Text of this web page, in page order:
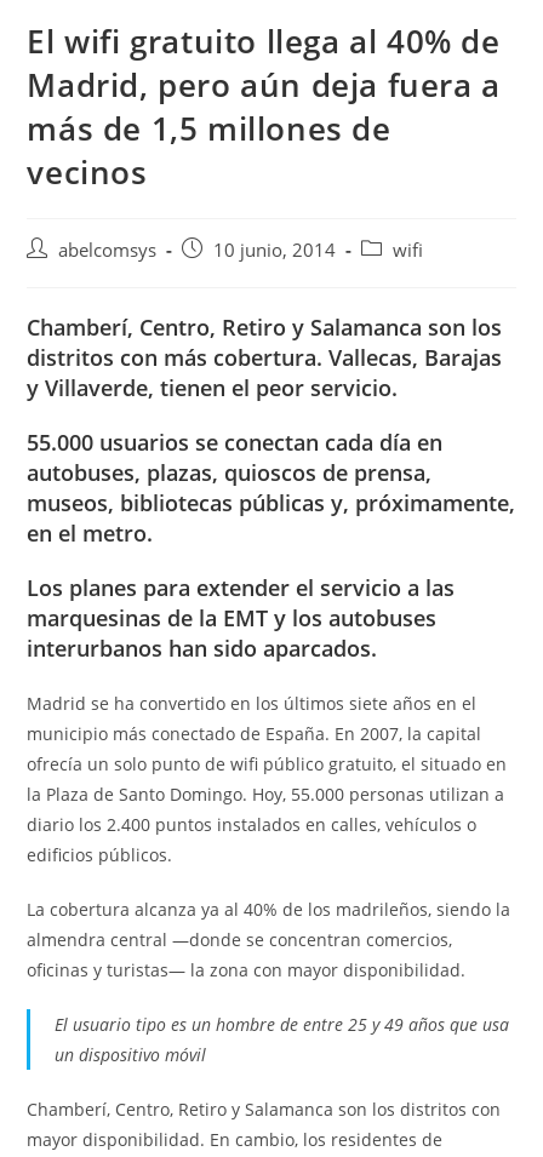
El wifi gratuito llega al 40% de
Madrid, pero aún deja fuera a
más de 1,5 millones de
vecinos
abelcomsys 10 junio, 2014 wifi
Chamberí, Centro, Retiro y Salamanca son los
distritos con más cobertura. Vallecas, Barajas
y Villaverde, tienen el peor servicio.
55.000 usuarios se conectan cada día en
autobuses, plazas, quioscos de prensa,
museos, bibliotecas públicas y, próximamente,
en el metro.
Los planes para extender el servicio a las
marquesinas de la EMT y los autobuses
interurbanos han sido aparcados.
Madrid se ha convertido en los últimos siete años en el
municipio más conectado de España. En 2007, la capital
ofrecía un solo punto de wifi público gratuito, el situado en
la Plaza de Santo Domingo. Hoy, 55.000 personas utilizan a
diario los 2.400 puntos instalados en calles, vehículos o
edificios públicos.
La cobertura alcanza ya al 40% de los madrileños, siendo la
almendra central —donde se concentran comercios,
oficinas y turistas— la zona con mayor disponibilidad.
El usuario tipo es un hombre de entre 25 y 49 años que usa
un dispositivo móvil
Chamberí, Centro, Retiro y Salamanca son los distritos con
mayor disponibilidad. En cambio, los residentes de